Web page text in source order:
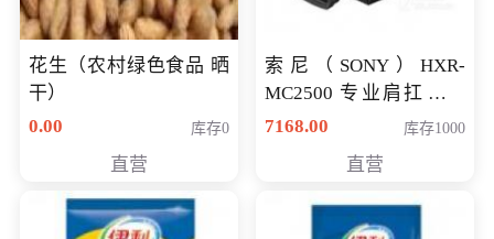
花生（农村绿色食品 晒
干）
0.00
库存0
直营
索尼（SONY）HXR-
MC2500 专业肩扛式存
储卡全高清摄录一体机
清入门级摄像机
7168.00 库存1000
直营